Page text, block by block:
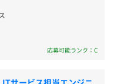
しています。 ま
ない方ですと定時
フバランスが整っ
技術研修もおこない
応募可能ランク：C